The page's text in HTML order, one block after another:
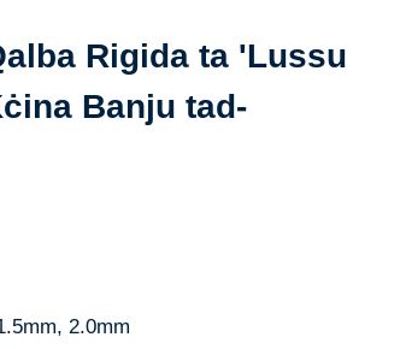
Rigida ta 'Lussu
Banju tad-
2.0mm